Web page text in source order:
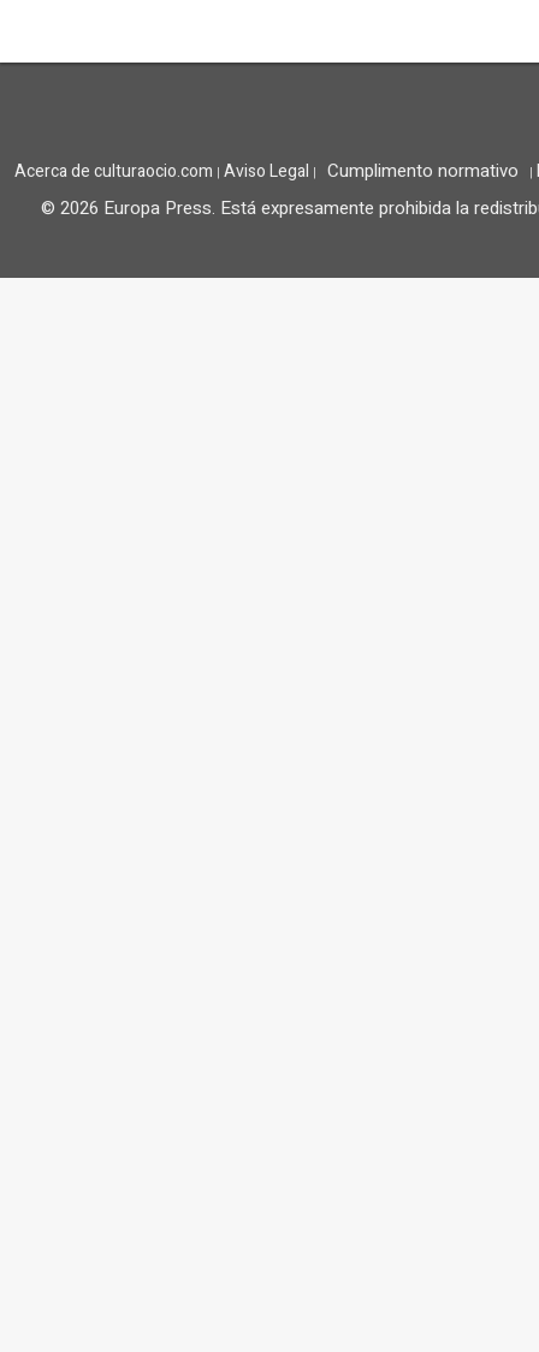
Acerca de culturaocio.com | Aviso Legal | Cumplimento normativo |
© 2026 Europa Press. Está expresamente prohibida la